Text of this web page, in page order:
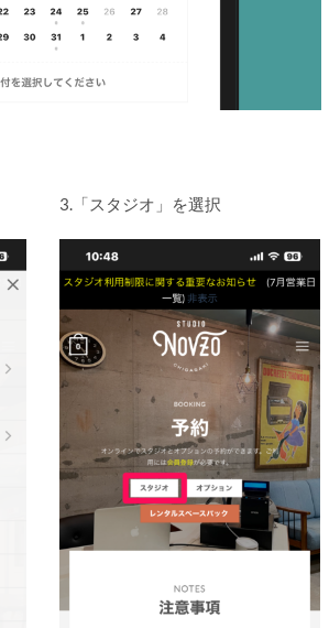
3.「スタジオ」を選択